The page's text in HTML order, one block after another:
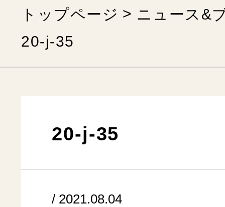
トップページ
ニュース&
20-j-35
20-j-35
/ 2021.08.04